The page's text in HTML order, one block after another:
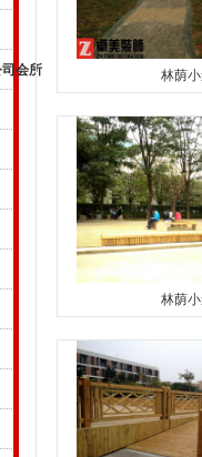
会所 林荫
林荫